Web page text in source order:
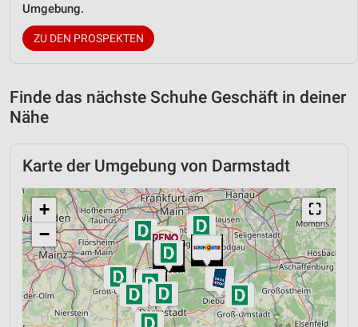
Umgebung.
ZU DEN PROSPEKTEN
Finde das nächste Schuhe Geschäft in deiner
Nähe
Karte der Umgebung von Darmstadt
⛶
+
−